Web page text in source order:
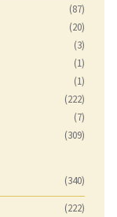
(87)
(20)
(3)
(1)
(1)
(222)
(7)
(309)
(340)
(222)